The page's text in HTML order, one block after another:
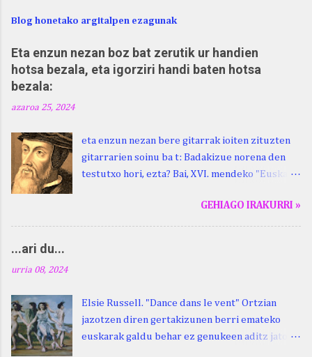
Blog honetako argitalpen ezagunak
Eta enzun nezan boz bat zerutik ur handien
hotsa bezala, eta igorziri handi baten hotsa
bezala:
azaroa 25, 2024
eta enzun nezan bere gitarrak ioiten zituzten
gitarrarien soinu ba t: Badakizue norena den
testutxo hori, ezta? Bai, XVI. mendeko "Euskara
justuri...) hitza berari ikasi genion aspaldixe.
Kontua da, beraren sorterrian, Beskoizen,
egun" izeneko omenaldia antolatu dute. Hauxe
duzue Kristinari Henri Duhauk "igortziritako"
programa: - 15.00 Ongi etorria (herriko
GEHIAGO IRAKURRI »
...ari du...
urria 08, 2024
Elsie Russell. "Dance dans le vent" Ortzian
jazotzen diren gertakizunen berri emateko
euskarak galdu behar ez genukeen aditz jator